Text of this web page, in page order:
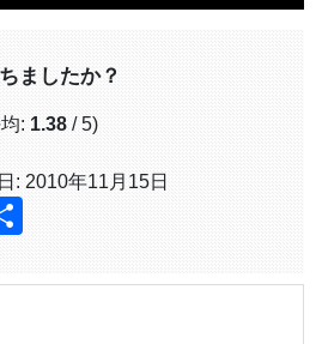
ましたか？
: 1.38 / 5)
: 2010年11月15日